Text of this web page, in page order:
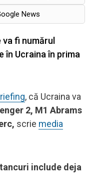
News
va fi numărul
în Ucraina în prima
, că Ucraina va
2, M1 Abrams
scrie media
include deja